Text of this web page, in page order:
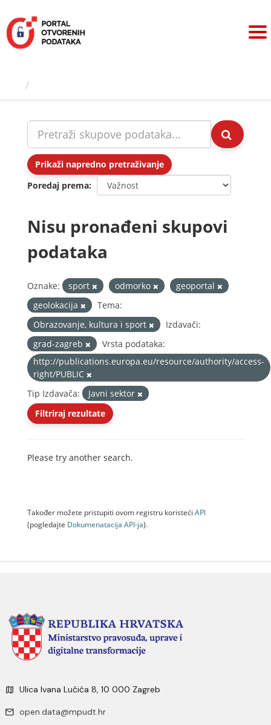
sadržaj
Prikaži napredno pretraživanje
Poredaj prema
Nisu pronađeni skupovi
podataka
Oznake: sport odmorko
geoportal
geolokacija
Tema:
Obrazovanje, kultura i sport
Izdavači:
grad-zagreb
Vrsta podataka:
http://publications.europa.eu/resource/authority/access-
right/PUBLIC
Tip Izdavača:
Javni sektor
Filtriraj rezultate
Please try another search.
Također možete pristupiti ovom registru koristeći API
(pogledajte Dokumenаtаcijа API-jа).